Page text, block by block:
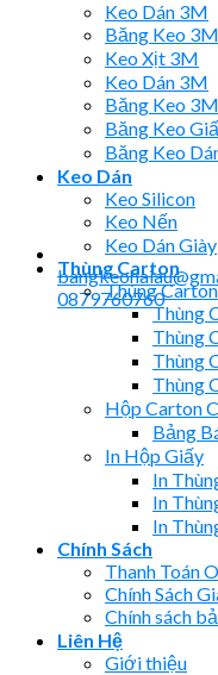
0879760760
Keo Dán 3M
Băng Keo
Keo Xịt 3M
Keo Dán 3M
Băng Keo
Băng Keo
Băng Keo
Keo Dán
Keo Silicon
Keo Nến
Keo Dán Giày
Thùng Carton
Thùng Carton
Thùng
Thùng
Thùng
Thùng
Hộp Carton
Bảng
In Hộp Giấy
In
In
In
Chính Sách
Thanh Toán
Chính Sách
Chính sách
Liên Hệ
Giới thiệu